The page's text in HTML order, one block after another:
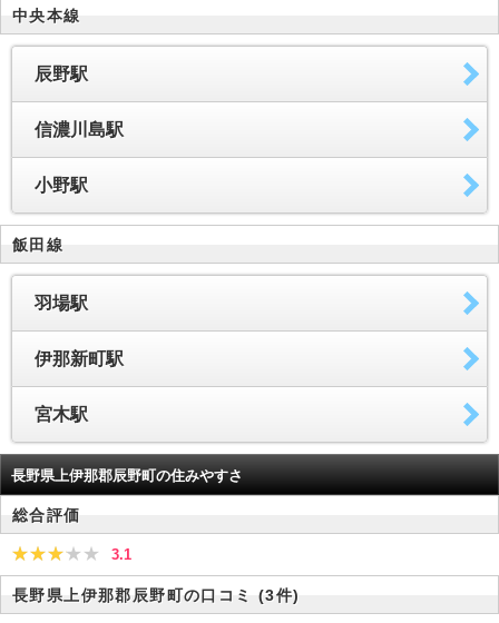
中央本線
辰野駅
信濃川島駅
小野駅
飯田線
羽場駅
伊那新町駅
宮木駅
長野県上伊那郡辰野町の住みやすさ
総合評価
3.1
長野県上伊那郡辰野町の口コミ (3件)